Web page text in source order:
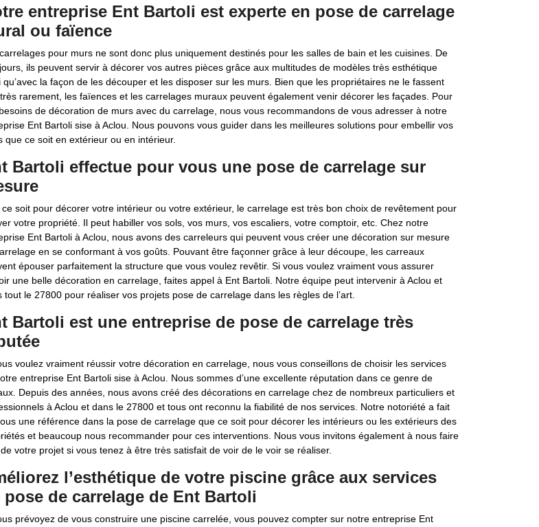
entreprise Ent Bartoli est experte en pose de carrelage
ou faïence
pour murs ne sont donc plus uniquement destinés pour les salles de bain et les cuisines. De
ils peuvent servir à décorer vos autres pièces grâce aux multitudes de modèles très esthétique
qu’avec la façon de les découper et les disposer sur les murs. Bien que les propriétaires ne le fassent
rarement, les faïences et les carrelages muraux peuvent également venir décorer les façades. Pour
de décoration de murs avec du carrelage, nous vous recommandons de vous adresser à notre
Ent Bartoli sise à Aclou. Nous pouvons vous guider dans les meilleures solutions pour embellir vos
que ce soit en extérieur ou en intérieur.
Bartoli effectue pour vous une pose de carrelage sur
ce soit pour décorer votre intérieur ou votre extérieur, le carrelage est très bon choix de revêtement pour
votre propriété. Il peut habiller vos sols, vos murs, vos escaliers, votre comptoir, etc. Chez notre
Ent Bartoli à Aclou, nous avons des carreleurs qui peuvent vous créer une décoration sur mesure
en se conformant à vos goûts. Pouvant être façonner grâce à leur découpe, les carreaux
épouser parfaitement la structure que vous voulez revêtir. Si vous voulez vraiment vous assurer
une belle décoration en carrelage, faites appel à Ent Bartoli. Notre équipe peut intervenir à Aclou et
tout le 27800 pour réaliser vos projets pose de carrelage dans les règles de l’art.
Bartoli est une entreprise de pose de carrelage très
voulez vraiment réussir votre décoration en carrelage, nous vous conseillons de choisir les services
entreprise Ent Bartoli sise à Aclou. Nous sommes d’une excellente réputation dans ce genre de
Depuis des années, nous avons créé des décorations en carrelage chez de nombreux particuliers et
à Aclou et dans le 27800 et tous ont reconnu la fiabilité de nos services. Notre notoriété a fait
une référence dans la pose de carrelage que ce soit pour décorer les intérieurs ou les extérieurs des
et beaucoup nous recommander pour ces interventions. Nous vous invitons également à nous faire
votre projet si vous tenez à être très satisfait de voir de le voir se réaliser.
l’esthétique de votre piscine grâce aux services
pose de carrelage de Ent Bartoli
prévoyez de vous construire une piscine carrelée, vous pouvez compter sur notre entreprise Ent